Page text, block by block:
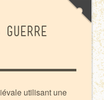
utilisant une